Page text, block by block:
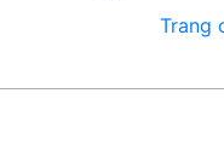
Trang